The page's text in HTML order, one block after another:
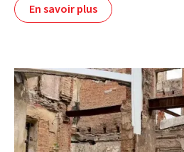
En savoir plus